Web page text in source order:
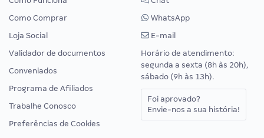
Como Comprar
Loja Social
Validador de documentos
Conveniados
Programa de Afiliados
Trabalhe Conosco
Preferências de Cookies
WhatsApp
E-mail
Horário de atendimento:
segunda a sexta (8h às 20h),
sábado (9h às 13h).
Foi aprovado?
Envie-nos a sua história!